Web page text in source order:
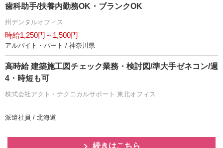
歯科助手/扶養内勤務OK・ブランクOK
州デンタルオフィス
時給1,250円～1,500円
アルバイト・パート / 神奈川県
高時給 建築施工図チェック業務・検討図/準大手ゼネコン/週
4・時短も可
株式会社アクト・テクニカルサポート 東北オフィス
派遣社員 / 北海道
続きはこちら